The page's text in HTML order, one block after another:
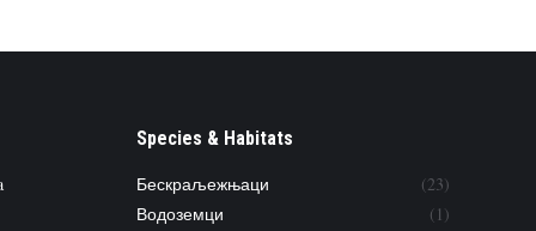
Species & Habitats
Бескраљежњаци
(23)
Водоземци
(1)